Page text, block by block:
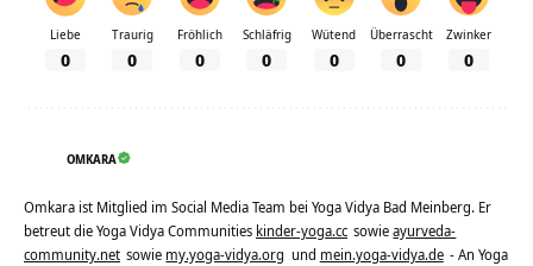
Liebe
0
Traurig
0
Fröhlich
0
Schläfrig
0
Wütend
0
Überrascht
0
Zwinker
0
OMKARA
Omkara ist Mitglied im Social Media Team bei Yoga Vidya Bad Meinberg. Er
betreut die Yoga Vidya Communities kinder-yoga.cc sowieayurveda-
community.net sowie my.yoga-vidya.org und mein.yoga-vidya.de - An Yoga